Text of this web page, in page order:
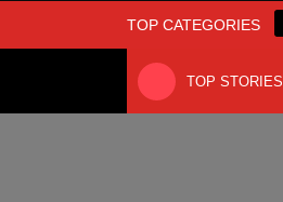
TOP CATEGORIES
TOP STORIES
24.06.2019